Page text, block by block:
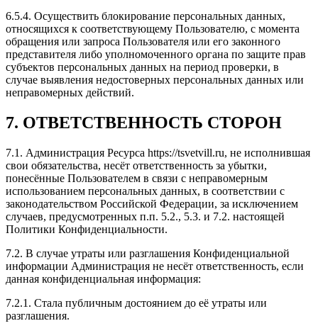
6.5.4. Осуществить блокирование персональных данных,
относящихся к соответствующему Пользователю, с момента
обращения или запроса Пользователя или его законного
представителя либо уполномоченного органа по защите прав
субъектов персональных данных на период проверки, в
случае выявления недостоверных персональных данных или
неправомерных действий.
7. ОТВЕТСТВЕННОСТЬ СТОРОН
7.1. Администрация Ресурса https://tsvetvill.ru, не исполнившая
свои обязательства, несёт ответственность за убытки,
понесённые Пользователем в связи с неправомерным
использованием персональных данных, в соответствии с
законодательством Российской Федерации, за исключением
случаев, предусмотренных п.п. 5.2., 5.3. и 7.2. настоящей
Политики Конфиденциальности.
7.2. В случае утраты или разглашения Конфиденциальной
информации Администрация не несёт ответственность, если
данная конфиденциальная информация:
7.2.1. Стала публичным достоянием до её утраты или
разглашения.